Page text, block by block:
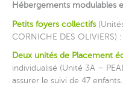
Hébergements modulables
Petits foyers collectifs
CORNICHE DES OLIVIERS)
Deux unités de Placement
individualisé (Unité 3A –
assurer le suivi de 47 enfants.